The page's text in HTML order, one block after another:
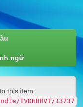
ngữ
this item:
TVDHBRVT/13737